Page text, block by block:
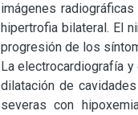
imágenes
hipertrofia bilateral. El
progresión de los
La electrocardiografía
dilatación de
severas con